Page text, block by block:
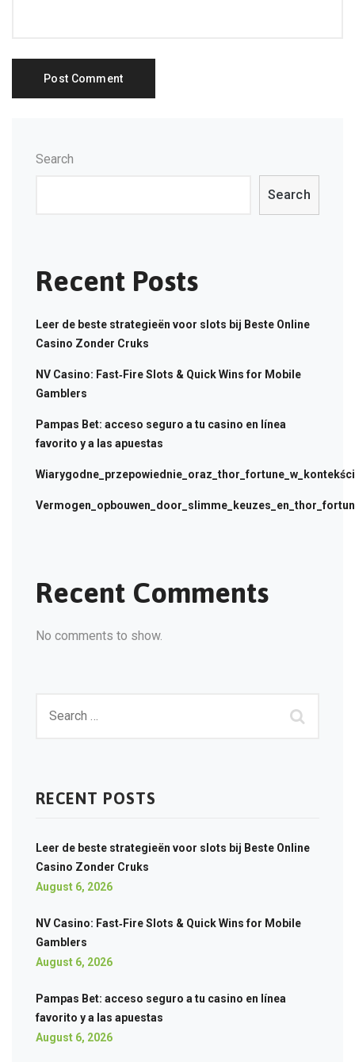
Search
Search
Recent Posts
Leer de beste strategieën voor slots bij Beste Online
Casino Zonder Cruks
NV Casino: Fast‑Fire Slots & Quick Wins for Mobile
Gamblers
Pampas Bet: acceso seguro a tu casino en línea
favorito y a las apuestas
Recent Comments
No comments to show.
RECENT POSTS
Leer de beste strategieën voor slots bij Beste Online
Casino Zonder Cruks
August 6, 2026
NV Casino: Fast‑Fire Slots & Quick Wins for Mobile
Gamblers
August 6, 2026
Pampas Bet: acceso seguro a tu casino en línea
favorito y a las apuestas
August 6, 2026